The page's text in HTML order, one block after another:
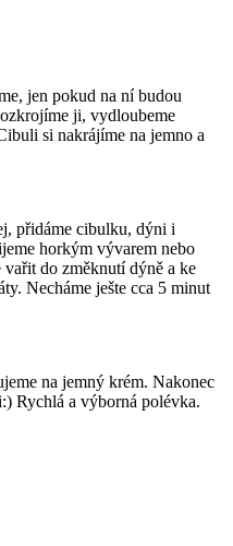
jen pokud na ní budou
ji, vydloubeme
si nakrájíme na jemno a
přidáme cibulku, dýni i
horkým vývarem nebo
do změknutí dýně a ke
Necháme ješte cca 5 minut
na jemný krém. Nakonec
Rychlá a výborná polévka.